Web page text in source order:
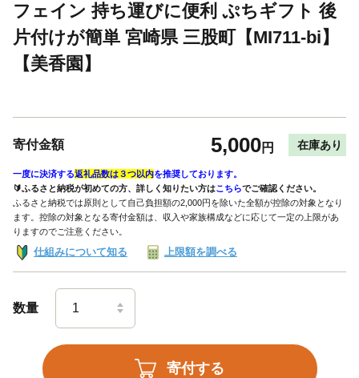
フェイン 持ち運びに便利 ぷちギフト 後
片付けが簡単 宮崎県 三股町【MI711-bi】
【美香園】
寄付金額 5,000円 在庫あり
一度に決済する返礼品数は３つ以内を推奨しております。
🔰ふるさと納税が初めての方、詳しく知りたい方はこちらでご確認ください。
ふるさと納税では原則として自己負担額の2,000円を除いた全額が控除の対象となり
ます。控除の対象となる寄付金額は、収入や家族構成などに応じて一定の上限があ
りますのでご注意ください。
仕組みについて知る 上限額を調べる
数量
寄付する